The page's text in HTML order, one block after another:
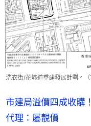
洗衣街/花墟道重建發展計劃。（
市建局溢價四成收購
代理：屬靚價